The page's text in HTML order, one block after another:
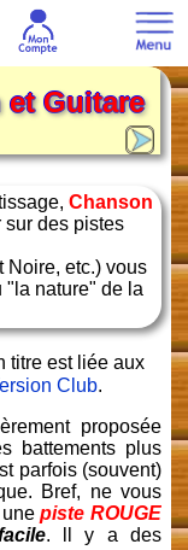
et Guitare
Chanson
sur des pistes
Noire, etc.) vous
"la nature" de la
titre est liée aux
Club.
proposée
battements plus
parfois (souvent)
Bref, ne vous
unepiste ROUGE
. ll y a des